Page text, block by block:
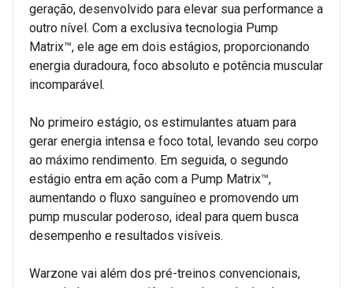
geração, desenvolvido para elevar sua performance a
outro nível. Com a exclusiva tecnologia Pump
Matrix™, ele age em dois estágios, proporcionando
energia duradoura, foco absoluto e potência muscular
incomparável.
No primeiro estágio, os estimulantes atuam para
gerar energia intensa e foco total, levando seu corpo
ao máximo rendimento. Em seguida, o segundo
estágio entra em ação com a Pump Matrix™,
aumentando o fluxo sanguíneo e promovendo um
pump muscular poderoso, ideal para quem busca
desempenho e resultados visíveis.
Warzone vai além dos pré-treinos convencionais,